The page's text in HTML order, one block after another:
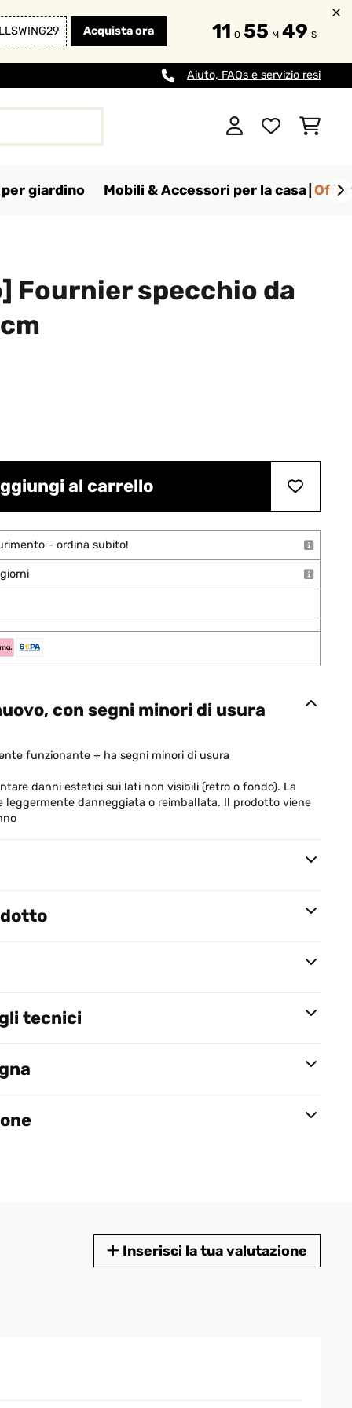
Acquista ora 11 O 55 M 48 S
Aiuto, FAQs e servizio resi
giardino Mobili & Accessori per la casa
Fournier specchio da
al carrello
- ordina subito!
con segni minori di usura
funzionante + ha segni minori di usura
danni estetici sui lati non visibili (retro o fondo). La
leggermente danneggiata o reimballata. Il prodotto viene
tecnici
Inserisci la tua valutazione